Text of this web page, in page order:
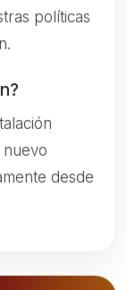
políticas
desde